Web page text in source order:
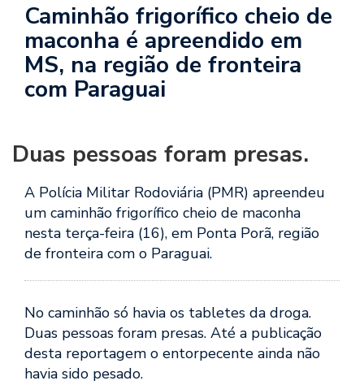
Caminhão frigorífico cheio de
maconha é apreendido em
MS, na região de fronteira
com Paraguai
Duas pessoas foram presas.
A Polícia Militar Rodoviária (PMR) apreendeu
um caminhão frigorífico cheio de maconha
nesta terça-feira (16), em Ponta Porã, região
de fronteira com o Paraguai.
No caminhão só havia os tabletes da droga.
Duas pessoas foram presas. Até a publicação
desta reportagem o entorpecente ainda não
havia sido pesado.